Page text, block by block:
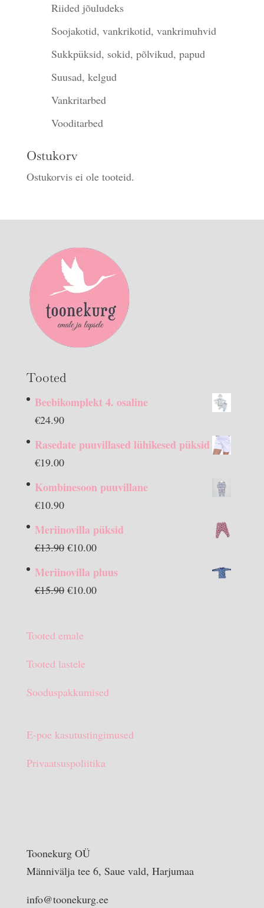
Riided jõuludeks
Soojakotid, vankrikotid, vankrimuhvid
Sukkpüksid, sokid, põlvikud, papud
Suusad, kelgud
Vankritarbed
Vooditarbed
Ostukorv
Ostukorvis ei ole tooteid.
Tooted
Beebikomplekt 4. osaline
€24.90
Rasedate puuvillased lühikesed püksid
€19.00
Kombinesoon puuvillane
€10.90
Meriinovilla püksid
€13.90 Algne
€10.00Praegune
on:
Meriinovilla pluus
€15.90 Algne
€15.90.
€10.00Praegune
Tooted emale
Tooted lastele
Sooduspakkumised
E-poe kasutustingimused
Privaatsuspoliitika
Toonekurg OÜ
Männivälja tee 6, Saue vald, Harjumaa
info@toonekurg.ee